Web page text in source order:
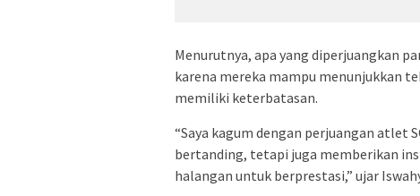
Menurutnya, apa yang diperjuangkan
karena mereka mampu menunjukkan
memiliki keterbatasan.
“Saya kagum dengan perjuangan atlet
bertanding, tetapi juga memberikan
halangan untuk berprestasi,” ujar